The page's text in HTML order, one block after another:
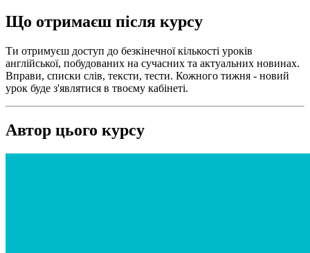
Що отримаєш після курсу
Ти отримуєш доступ до безкінечної кількості уроків
англійської, побудованих на сучасних та актуальних новинах.
Вправи, списки слів, тексти, тести. Кожного тижня - новий
урок буде з'являтися в твоєму кабінеті.
Автор цього курсу